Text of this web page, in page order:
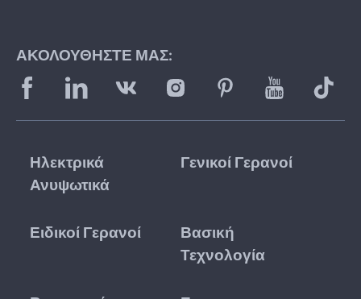
ΑΚΟΛΟΥΘΉΣΤΕ ΜΑΣ:
Ηλεκτρικά
Ανυψωτικά
Γενικοί Γερανοί
Ειδικοί Γερανοί
Βασική
Τεχνολογία